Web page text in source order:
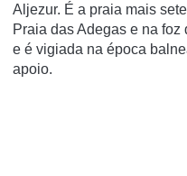
Aljezur. É a praia mais
Praia das Adegas e na foz
e é vigiada na época
apoio.